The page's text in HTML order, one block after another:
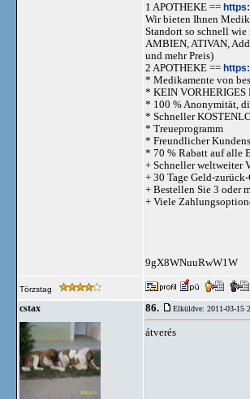
1 APOTHEKE ==
Wir bieten Ihnen
Standort so schnell
AMBIEN, ATIVAN,
und mehr Preis)
2 APOTHEKE ==
* Medikamente von
* KEIN VORHERIGES
* 100 % Anonymität,
* Schneller
* Treueprogramm
* Freundlicher
* 70 % Rabatt auf alle
+ Schneller weltweiter
+ 30 Tage Geld-
+ Bestellen Sie 3 oder
+ Viele
9gX8WNuuRwW1W
Törzstag
cstax 86. Elküldve: 2011-03-15
átverés